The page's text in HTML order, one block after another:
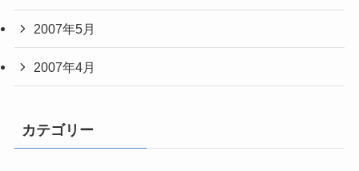
2007年5月
2007年4月
カテゴリー